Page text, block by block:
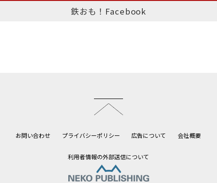
鉄おも！Facebook
お問い合わせ プライバシーポリシー 広告について 会社概要
利用者情報の外部送信について